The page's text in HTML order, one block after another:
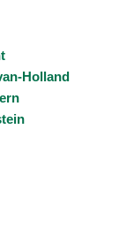
Holland